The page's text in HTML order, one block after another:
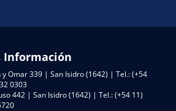
Información
y Omar 339 | San Isidro (1642) | Tel.: (+54
0303
442 | San Isidro (1642) | Tel.: (+54 11)